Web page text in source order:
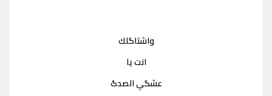
واشتاگلك
انت يا
عشگي الصدگ